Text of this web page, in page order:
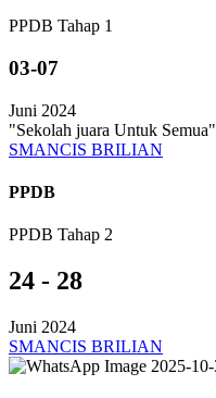
PPDB Tahap 1
03-07
Juni 2024
"Sekolah juara Untuk Semua"
SMANCIS BRILIAN
PPDB
PPDB Tahap 2
24 - 28
Juni 2024
SMANCIS BRILIAN